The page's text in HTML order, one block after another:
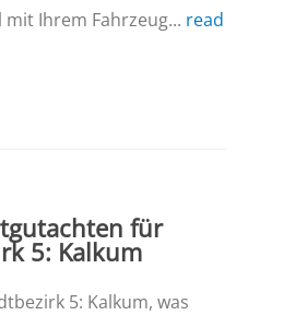
Ihrem Fahrzeug... read
für
5: Kalkum
5: Kalkum, was